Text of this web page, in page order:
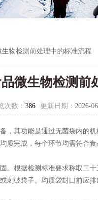
物检测前处理中的标准流程
微生物检测前
次数： 386 更新日期： 2026-
，其功能是通过无菌袋内的
完成，每个环节均需符合食
根据检测标准要求称取二十
破袋子。均质袋封口前应